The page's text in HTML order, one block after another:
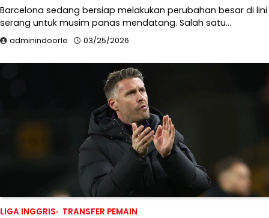
Barcelona sedang bersiap melakukan perubahan besar di lini
serang untuk musim panas mendatang. Salah satu…
adminindoorle 03/25/2026
LIGA INGGRIS TRANSFER PEMAIN